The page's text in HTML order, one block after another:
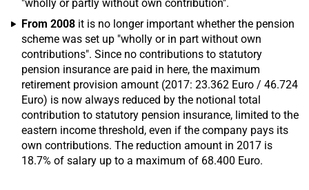
"wholly or partly without own contribution".
From 2008 it is no longer important whether the pension
scheme was set up "wholly or in part without own
contributions". Since no contributions to statutory
pension insurance are paid in here, the maximum
retirement provision amount (2017: 23.362 Euro / 46.724
Euro) is now always reduced by the notional total
contribution to statutory pension insurance, limited to the
eastern income threshold, even if the company pays its
own contributions. The reduction amount in 2017 is
18.7% of salary up to a maximum of 68.400 Euro.